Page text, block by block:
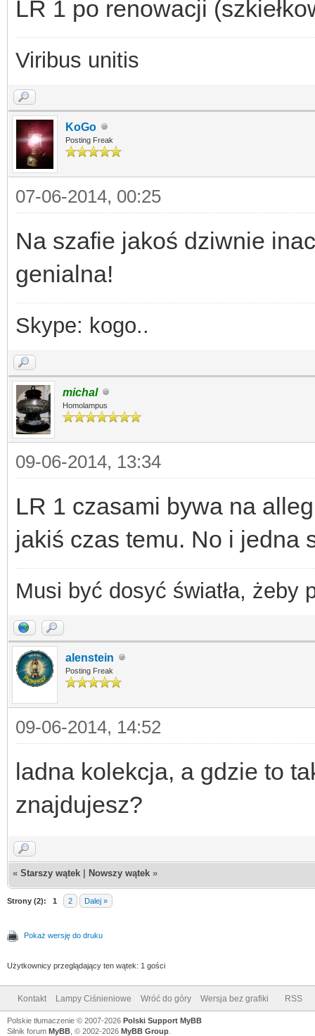
LR 1 po renowacji
Viribus unitis
KoGo
Posting Freak
07-06-2014, 00:25
Na szafie jakoś dziwnie
genialna!
Skype: kogo..
michal
Homolampus
09-06-2014, 13:34
LR 1 czasami bywa na
jakiś czas temu. No i jedna
Musi być dosyć światła, żeby
alenstein
Posting Freak
09-06-2014, 14:52
ladna kolekcja, a gdzie to
znajdujesz?
« Starszy wątek Nowszy wątek »
Strony (2): 1 2 Dalej »
Pokaż wersję do druku
Użytkownicy przeglądający ten wątek: 1 gości
Kontakt Lampy Ciśnieniowe Wróć do góry Wersja bez grafiki RSS
Polskie tłumaczenie © 2007-2026 Polski Support MyBB
Silnik forum MyBB , © 2002-2026 MyBB Group